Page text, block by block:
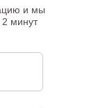
и мы
минут